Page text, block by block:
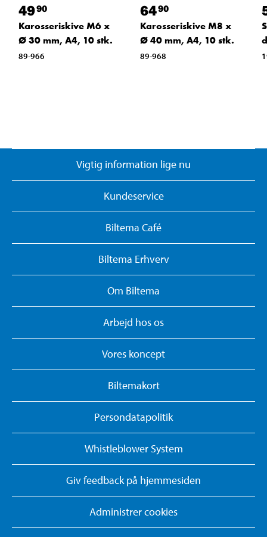
4990
Karosseriskive M6 x
Ø 30 mm, A4, 10 stk.
89-966
6490
Karosseriskive M8 x
Ø 40 mm, A4, 10 stk.
89-968
Vigtig information lige nu
Kundeservice
Biltema Café
Biltema Erhverv
Om Biltema
Arbejd hos os
Vores koncept
Biltemakort
Persondatapolitik
Whistleblower System
Giv feedback på hjemmesiden
Administrer cookies